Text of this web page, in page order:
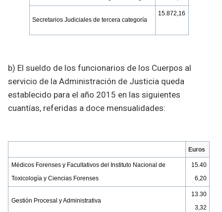
Secretarios Judiciales de tercera categoría
15.872,16
b) El sueldo de los funcionarios de los Cuerpos al
servicio de la Administración de Justicia queda
establecido para el año 2015 en las siguientes
cuantías, referidas a doce mensualidades:
Euros
Médicos Forenses y Facultativos del Instituto Nacional de
Toxicología y Ciencias Forenses
15.40
6,20
Gestión Procesal y Administrativa
13.30
3,32